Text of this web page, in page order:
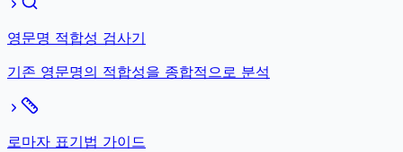
영문명 적합성 검사기
기존 영문명의 적합성을 종합적으로 분석
로마자 표기법 가이드